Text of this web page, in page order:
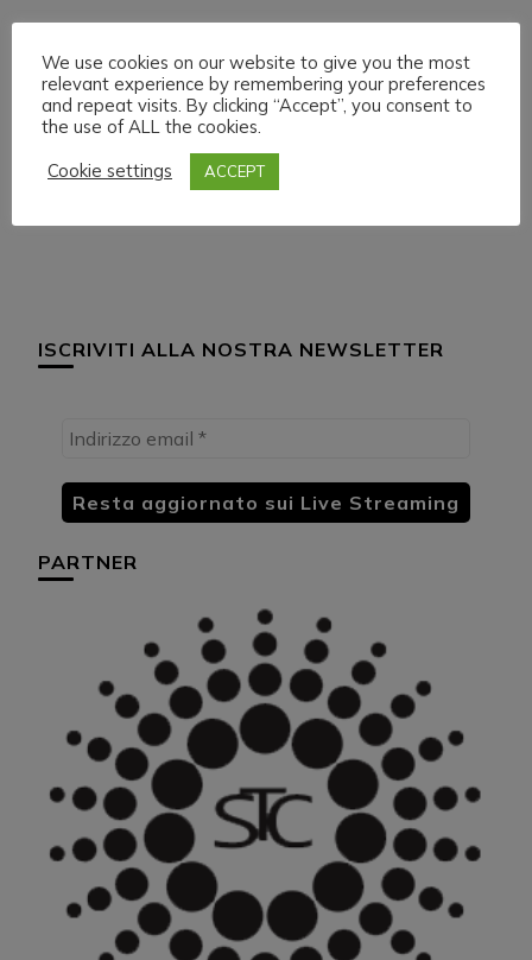
Navigazione
articoli
Articolo precedente
MONDAY 30 MAY 022
LIVE STREAMING
ISCRIVITI ALLA NOSTRA NEWSLETTER
PARTNER
We use cookies on our website to give you the most
relevant experience by remembering your preferences
and repeat visits. By clicking “Accept”, you consent to
the use of ALL the cookies.
Cookie settings
ACCEPT